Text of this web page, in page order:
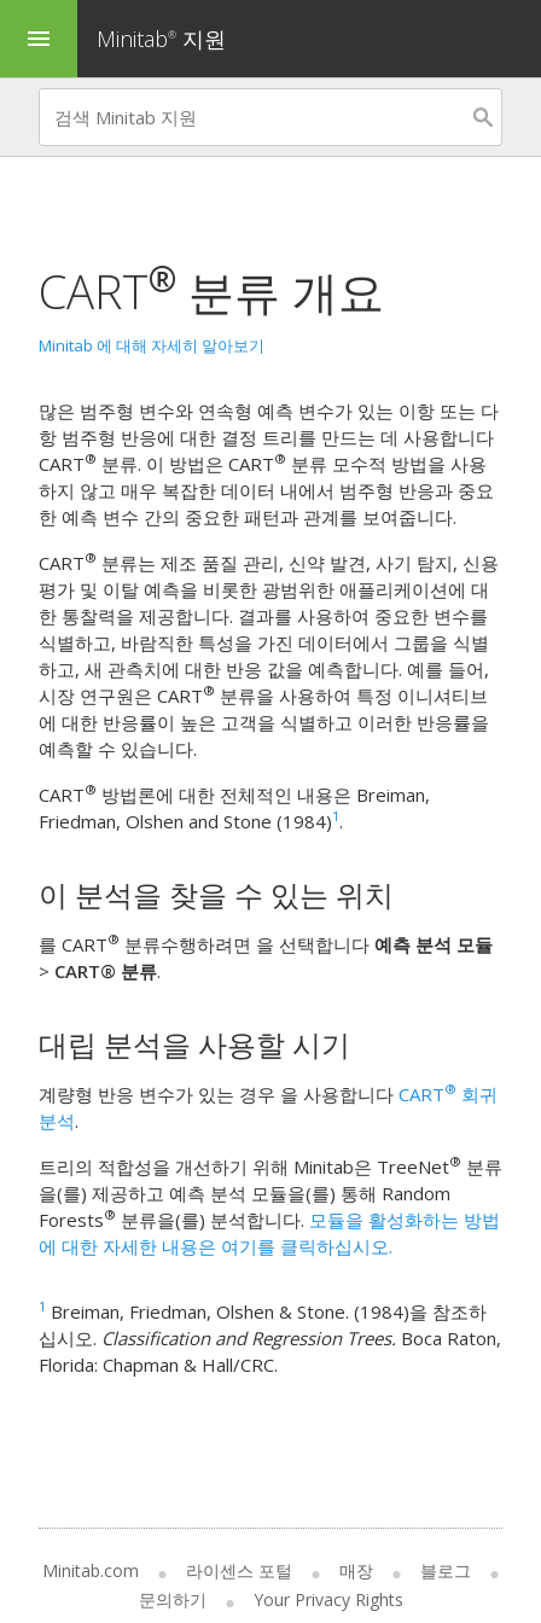
menu Minitab® 지원
CART® 분류 개요
Minitab 에 대해 자세히 알아보기
많은 범주형 변수와 연속형 예측 변수가 있는 이항 또는 다
항 범주형 반응에 대한 결정 트리를 만드는 데 사용합니다
CART® 분류. 이 방법은 CART® 분류 모수적 방법을 사용
하지 않고 매우 복잡한 데이터 내에서 범주형 반응과 중요
한 예측 변수 간의 중요한 패턴과 관계를 보여줍니다.
CART® 분류는 제조 품질 관리, 신약 발견, 사기 탐지, 신용
평가 및 이탈 예측을 비롯한 광범위한 애플리케이션에 대
한 통찰력을 제공합니다. 결과를 사용하여 중요한 변수를
식별하고, 바람직한 특성을 가진 데이터에서 그룹을 식별
하고, 새 관측치에 대한 반응 값을 예측합니다. 예를 들어,
시장 연구원은 CART® 분류을 사용하여 특정 이니셔티브
에 대한 반응률이 높은 고객을 식별하고 이러한 반응률을
예측할 수 있습니다.
CART® 방법론에 대한 전체적인 내용은 Breiman,
Friedman, Olshen and Stone (1984)1.
이 분석을 찾을 수 있는 위치
를 CART® 분류수행하려면 을 선택합니다 예측 분석 모듈
> CART® 분류.
대립 분석을 사용할 시기
계량형 반응 변수가 있는 경우 을 사용합니다 CART® 회귀
분석.
트리의 적합성을 개선하기 위해 Minitab은 TreeNet® 분류
을(를) 제공하고 예측 분석 모듈을(를) 통해 Random
Forests® 분류을(를) 분석합니다. 모듈을 활성화하는 방법
에 대한 자세한 내용은 여기를 클릭하십시오.
1 Breiman, Friedman, Olshen & Stone. (1984)을 참조하
십시오. Classification and Regression Trees. Boca Raton,
Florida: Chapman & Hall/CRC.
Minitab.com 라이센스 포털 매장
블로그
문의하기
Your Privacy Rights